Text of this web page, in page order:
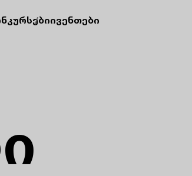
ივენთები